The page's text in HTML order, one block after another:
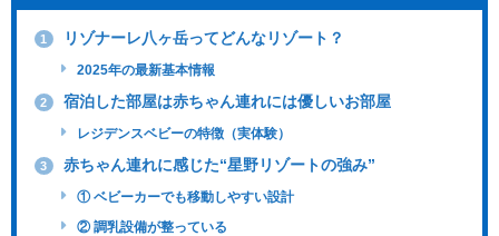
1 リゾナーレ八ヶ岳ってどんなリゾート？
2025年の最新基本情報
2 宿泊した部屋は赤ちゃん連れには優しいお部屋
レジデンスベビーの特徴（実体験）
3 赤ちゃん連れに感じた“星野リゾートの強み”
① ベビーカーでも移動しやすい設計
② 調乳設備が整っている